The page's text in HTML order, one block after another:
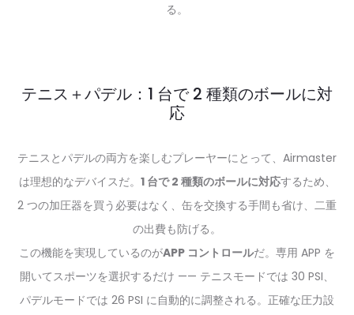
る。
テニス＋パデル：1 台で 2 種類のボールに対
応
テニスとパデルの両方を楽しむプレーヤーにとって、Airmaster
は理想的なデバイスだ。 1 台で 2 種類のボールに対応するため、
2 つの加圧器を買う必要はなく、缶を交換する手間も省け、二重
の出費も防げる。
この機能を実現しているのがAPP コントロールだ。専用 APP を
開いてスポーツを選択するだけ —— テニスモードでは 30 PSI、
パデルモードでは 26 PSI に自動的に調整される。正確な圧力設